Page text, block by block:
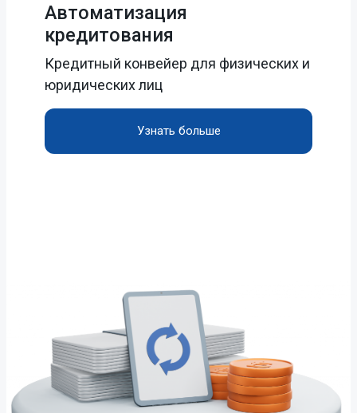
Автоматизация
кредитования
Кредитный конвейер для физических и
юридических лиц
Узнать больше